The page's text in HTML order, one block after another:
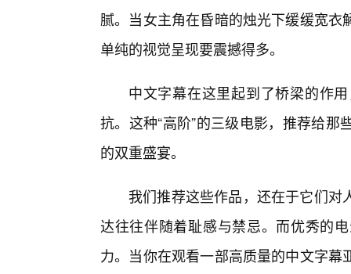
腻。当女主角在昏暗的烛光下缓缓宽
单纯的视觉呈现要震撼得多。
中文字幕在这里起到了桥梁的作
抗。这种“高阶”的三级电影，推荐给
的双重盛宴。
我们推荐这些作品，还在于它们
达往往伴随着耻感与禁忌。而优秀的
力。当你在观看一部高质量的中文字